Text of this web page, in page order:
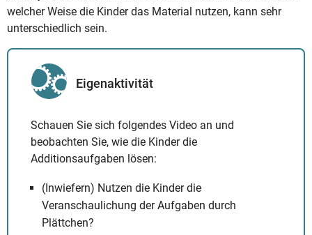
welcher Weise die Kinder das Material nutzen, kann sehr
unterschiedlich sein.
Eigenaktivität
Schauen Sie sich folgendes Video an und
beobachten Sie, wie die Kinder die
Additionsaufgaben lösen:
(Inwiefern) Nutzen die Kinder die
Veranschaulichung der Aufgaben durch
Plättchen?